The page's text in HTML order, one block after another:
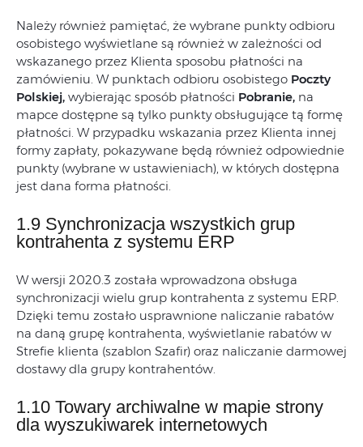
Należy również pamiętać, że wybrane punkty odbioru
osobistego wyświetlane są również w zależności od
wskazanego przez Klienta sposobu płatności na
zamówieniu. W punktach odbioru osobistego Poczty
Polskiej, wybierając sposób płatności Pobranie, na
mapce dostępne są tylko punkty obsługujące tą formę
płatności. W przypadku wskazania przez Klienta innej
formy zapłaty, pokazywane będą również odpowiednie
punkty (wybrane w ustawieniach), w których dostępna
jest dana forma płatności.
1.9 Synchronizacja wszystkich grup
kontrahenta z systemu ERP
W wersji 2020.3 została wprowadzona obsługa
synchronizacji wielu grup kontrahenta z systemu ERP.
Dzięki temu zostało usprawnione naliczanie rabatów
na daną grupę kontrahenta, wyświetlanie rabatów w
Strefie klienta (szablon Szafir) oraz naliczanie darmowej
dostawy dla grupy kontrahentów.
1.10 Towary archiwalne w mapie strony
dla wyszukiwarek internetowych